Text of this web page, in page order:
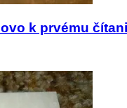
k prvému